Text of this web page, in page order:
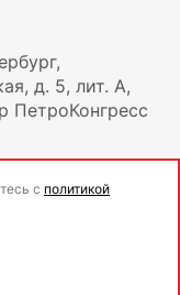
д. 5, лит. А,
ПетроКонгресс
с политикой